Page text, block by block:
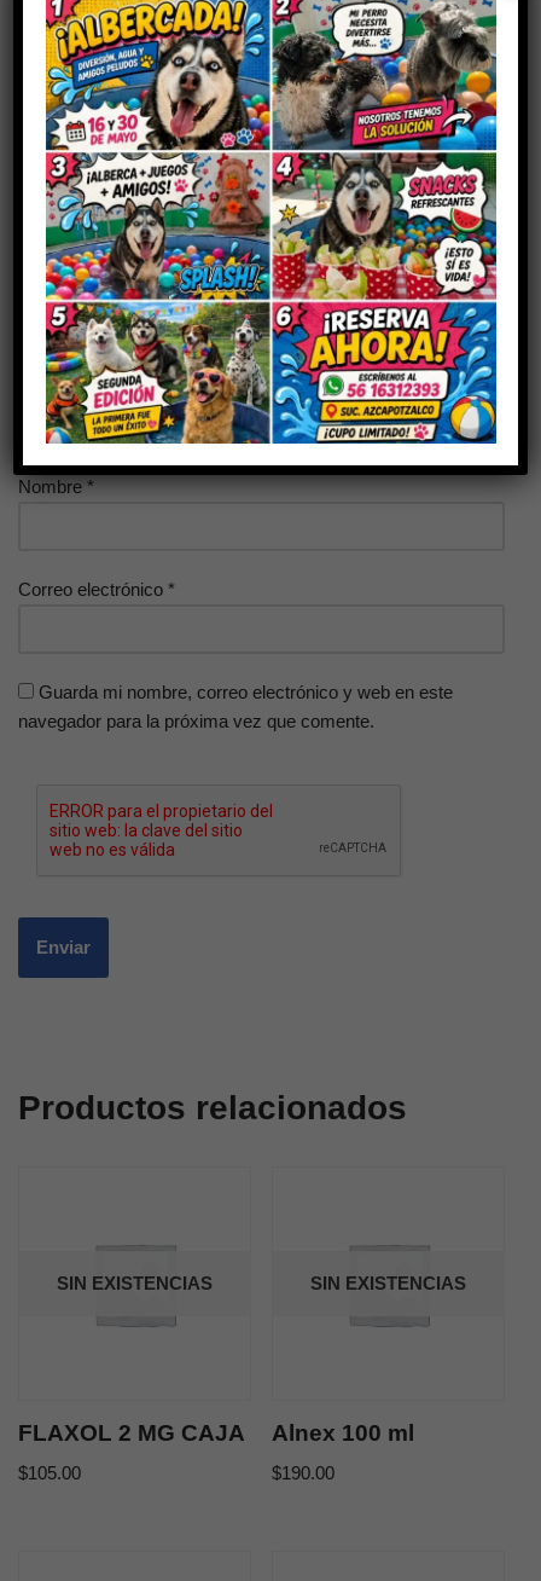
Sé el primero en valorar “Drontal Plus
TABS”
Tu dirección de correo electrónico no será publicada. Los
campos obligatorios están marcados con*
Tu puntuación
Tu valoración*
Nombre *
Correo electrónico *
Guarda mi nombre, correo electrónico y web en este
navegador para la próxima vez que comente.
Productos relacionados
SIN EXISTENCIAS
FLAXOL 2 MG CAJA
$105.00
SIN EXISTENCIAS
Alnex 100 ml
$190.00